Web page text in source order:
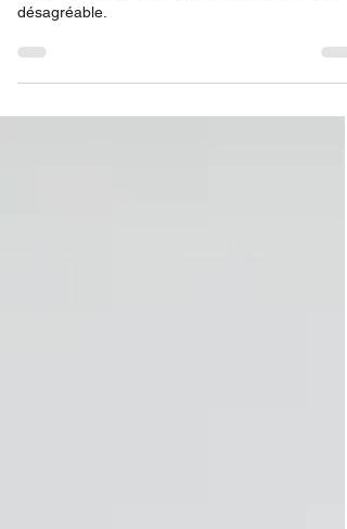
Découvrez mes 10 conseils pour mieux gérer vos
désagréable.